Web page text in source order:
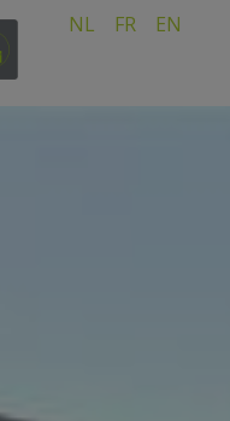
NL FR EN